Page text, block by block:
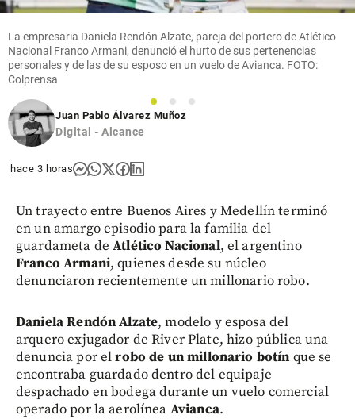
La empresaria Daniela Rendón Alzate, pareja del portero de Atlético
Nacional Franco Armani, denunció el hurto de sus pertenencias
personales y de las de su esposo en un vuelo de Avianca. FOTO:
Colprensa
1 2
3
Juan Pablo Álvarez Muñoz
Digital - Alcance
hace 3 horas
Un trayecto entre Buenos Aires y Medellín terminó
en un amargo episodio para la familia del
guardameta deAtlético Nacional, el argentino
Franco Armani, quienes desde su núcleo
denunciaron recientemente un millonario robo.
Daniela Rendón Alzate, modelo y esposa del
arquero exjugador de River Plate, hizo pública una
denuncia por elrobo de un millonario botín que se
encontraba guardado dentro del equipaje
despachado en bodega durante un vuelo comercial
operado por la aerolínea Avianca.